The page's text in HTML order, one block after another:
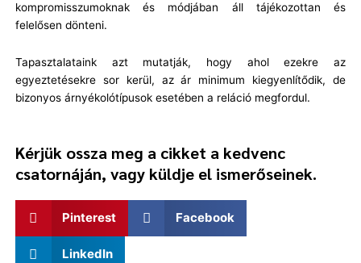
kompromisszumoknak és módjában áll tájékozottan és
felelősen dönteni.
Tapasztalataink azt mutatják, hogy ahol ezekre az
egyeztetésekre sor kerül, az ár minimum kiegyenlítődik, de
bizonyos árnyékolótípusok esetében a reláció megfordul.
Kérjük ossza meg a cikket a kedvenc
csatornáján, vagy küldje el ismerőseinek.
Pinterest Facebook
LinkedIn